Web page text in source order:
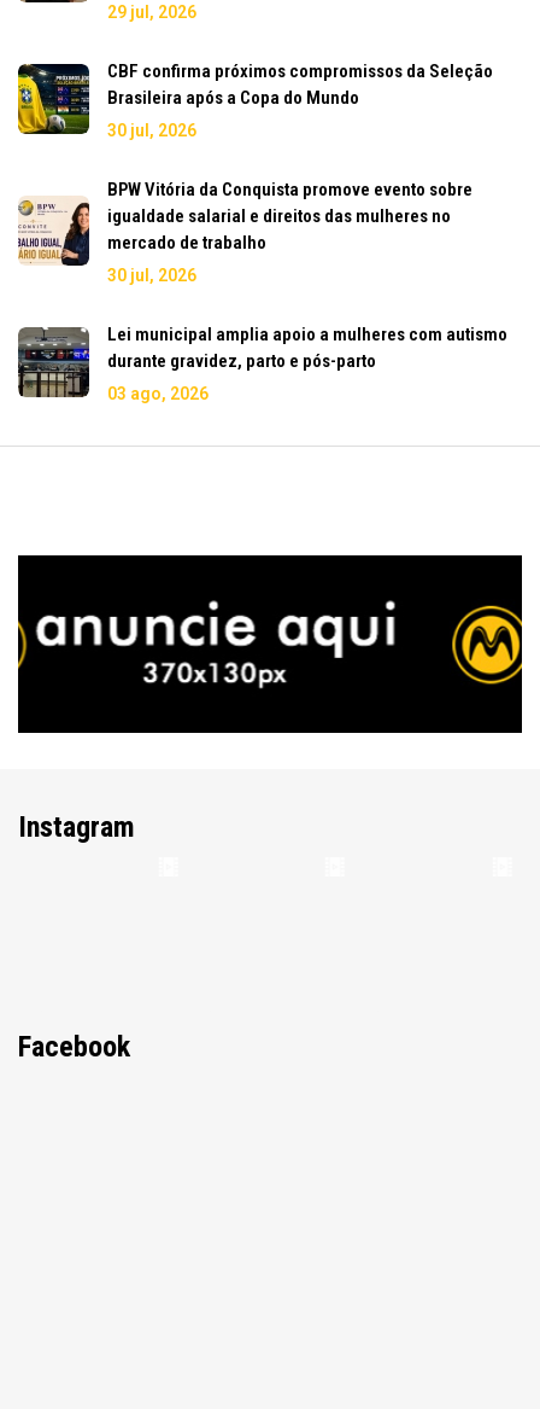
29 jul, 2026
CBF confirma próximos compromissos da Seleção
Brasileira após a Copa do Mundo
30 jul, 2026
BPW Vitória da Conquista promove evento sobre
igualdade salarial e direitos das mulheres no
mercado de trabalho
30 jul, 2026
Lei municipal amplia apoio a mulheres com autismo
durante gravidez, parto e pós-parto
03 ago, 2026
Instagram
Facebook